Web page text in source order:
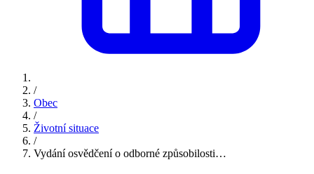
/
Obec
/
Životní situace
/
Vydání osvědčení o odborné způsobilosti…